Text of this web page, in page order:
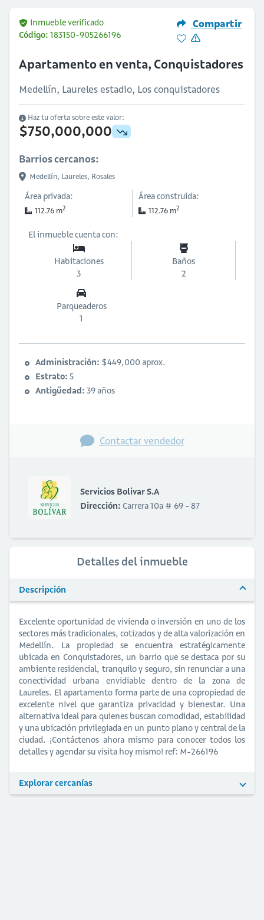
Inmueble verificado
Código: 183150-905266196
Compartir
Apartamento en venta, Conquistadores
Medellín, Laureles estadio, Los conquistadores
Haz tu oferta sobre este valor:
$750,000,000
Barrios cercanos:
Medellín, Laureles, Rosales
Área privada:
112.76 m2
Área construida:
112.76 m2
El inmueble cuenta con:
Habitaciones
3
Baños
2
Parqueaderos
1
Administración: $449,000 aprox.
Estrato: 5
Antigüedad: 39 años
Contactar vendedor
Servicios Bolivar S.A
Dirección: Carrera 10a # 69 - 87
Detalles del inmueble
Descripción
Excelente oportunidad de vivienda o inversión en uno de los
sectores más tradicionales, cotizados y de alta valorización en
Medellín. La propiedad se encuentra estratégicamente
ubicada en Conquistadores, un barrio que se destaca por su
ambiente residencial, tranquilo y seguro, sin renunciar a una
conectividad urbana envidiable dentro de la zona de
Laureles. El apartamento forma parte de una copropiedad de
excelente nivel que garantiza privacidad y bienestar. Una
alternativa ideal para quienes buscan comodidad, estabilidad
y una ubicación privilegiada en un punto plano y central de la
ciudad. ¡Contáctenos ahora mismo para conocer todos los
detalles y agendar su visita hoy mismo! ref: M-266196
Explorar cercanías